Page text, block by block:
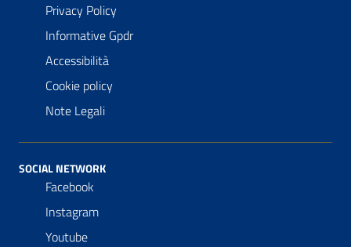
Privacy Policy
Informative Gpdr
Accessibilità
Cookie policy
Note Legali
SOCIAL NETWORK
Facebook
Instagram
Youtube